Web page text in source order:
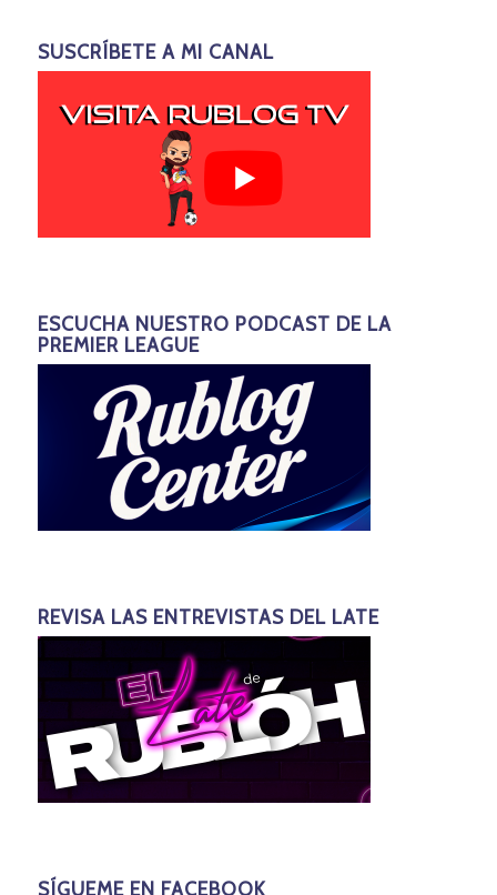
SUSCRÍBETE A MI CANAL
ESCUCHA NUESTRO PODCAST DE LA
PREMIER LEAGUE
REVISA LAS ENTREVISTAS DEL LATE
SÍGUEME EN FACEBOOK